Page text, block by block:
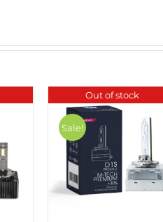
Out of stock
Sale!